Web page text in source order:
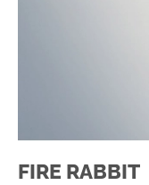
FIRE RABBIT